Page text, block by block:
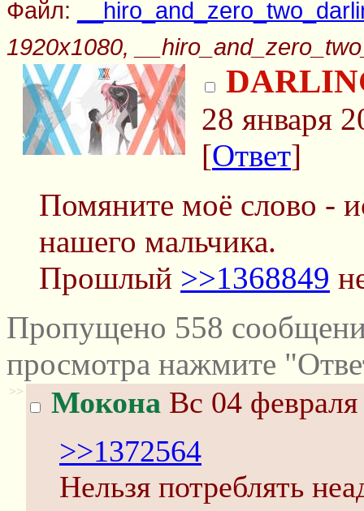
Файл:
1920x1080,
28 января
[Ответ]
Помяните моё слово -
нашего мальчика.
Прошлый >>1368849
Пропущено 558
просмотра нажмите
>> Мокона Вс 04
>>1372564
Нельзя потреблять